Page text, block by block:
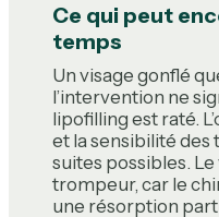
Ce qui peut
temps
Un visage gonflé
l’intervention ne
lipofilling est raté.
et la sensibilité des
suites possibles.
trompeur, car le
une résorption